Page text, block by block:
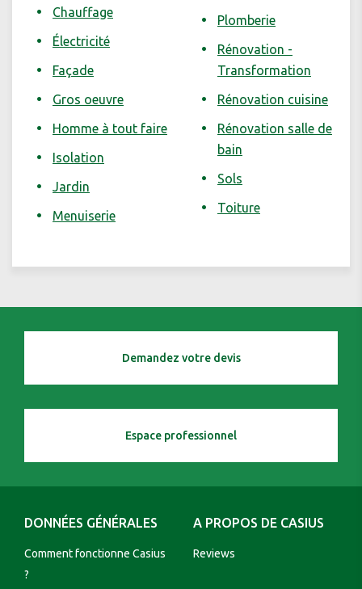
Chauffage
Électricité
Façade
Gros oeuvre
Homme à tout faire
Isolation
Jardin
Menuiserie
Plomberie
Rénovation -
Transformation
Rénovation cuisine
Rénovation salle de
bain
Sols
Toiture
Demandez votre devis
Espace professionnel
DONNÉES GÉNÉRALES
Comment fonctionne Casius
?
A PROPOS DE CASIUS
Reviews